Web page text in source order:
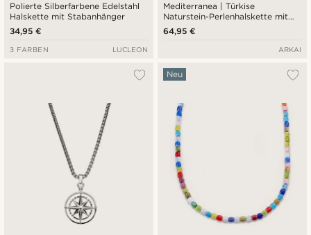
Polierte Silberfarbene Edelstahl
Halskette mit Stabanhänger
34,95 €
3 FARBEN LUCLEON
Mediterranea | Türkise
Naturstein-Perlenhalskette mit
Sonnen-Charme-Anhänger
64,95 €
ARKAI
Neu